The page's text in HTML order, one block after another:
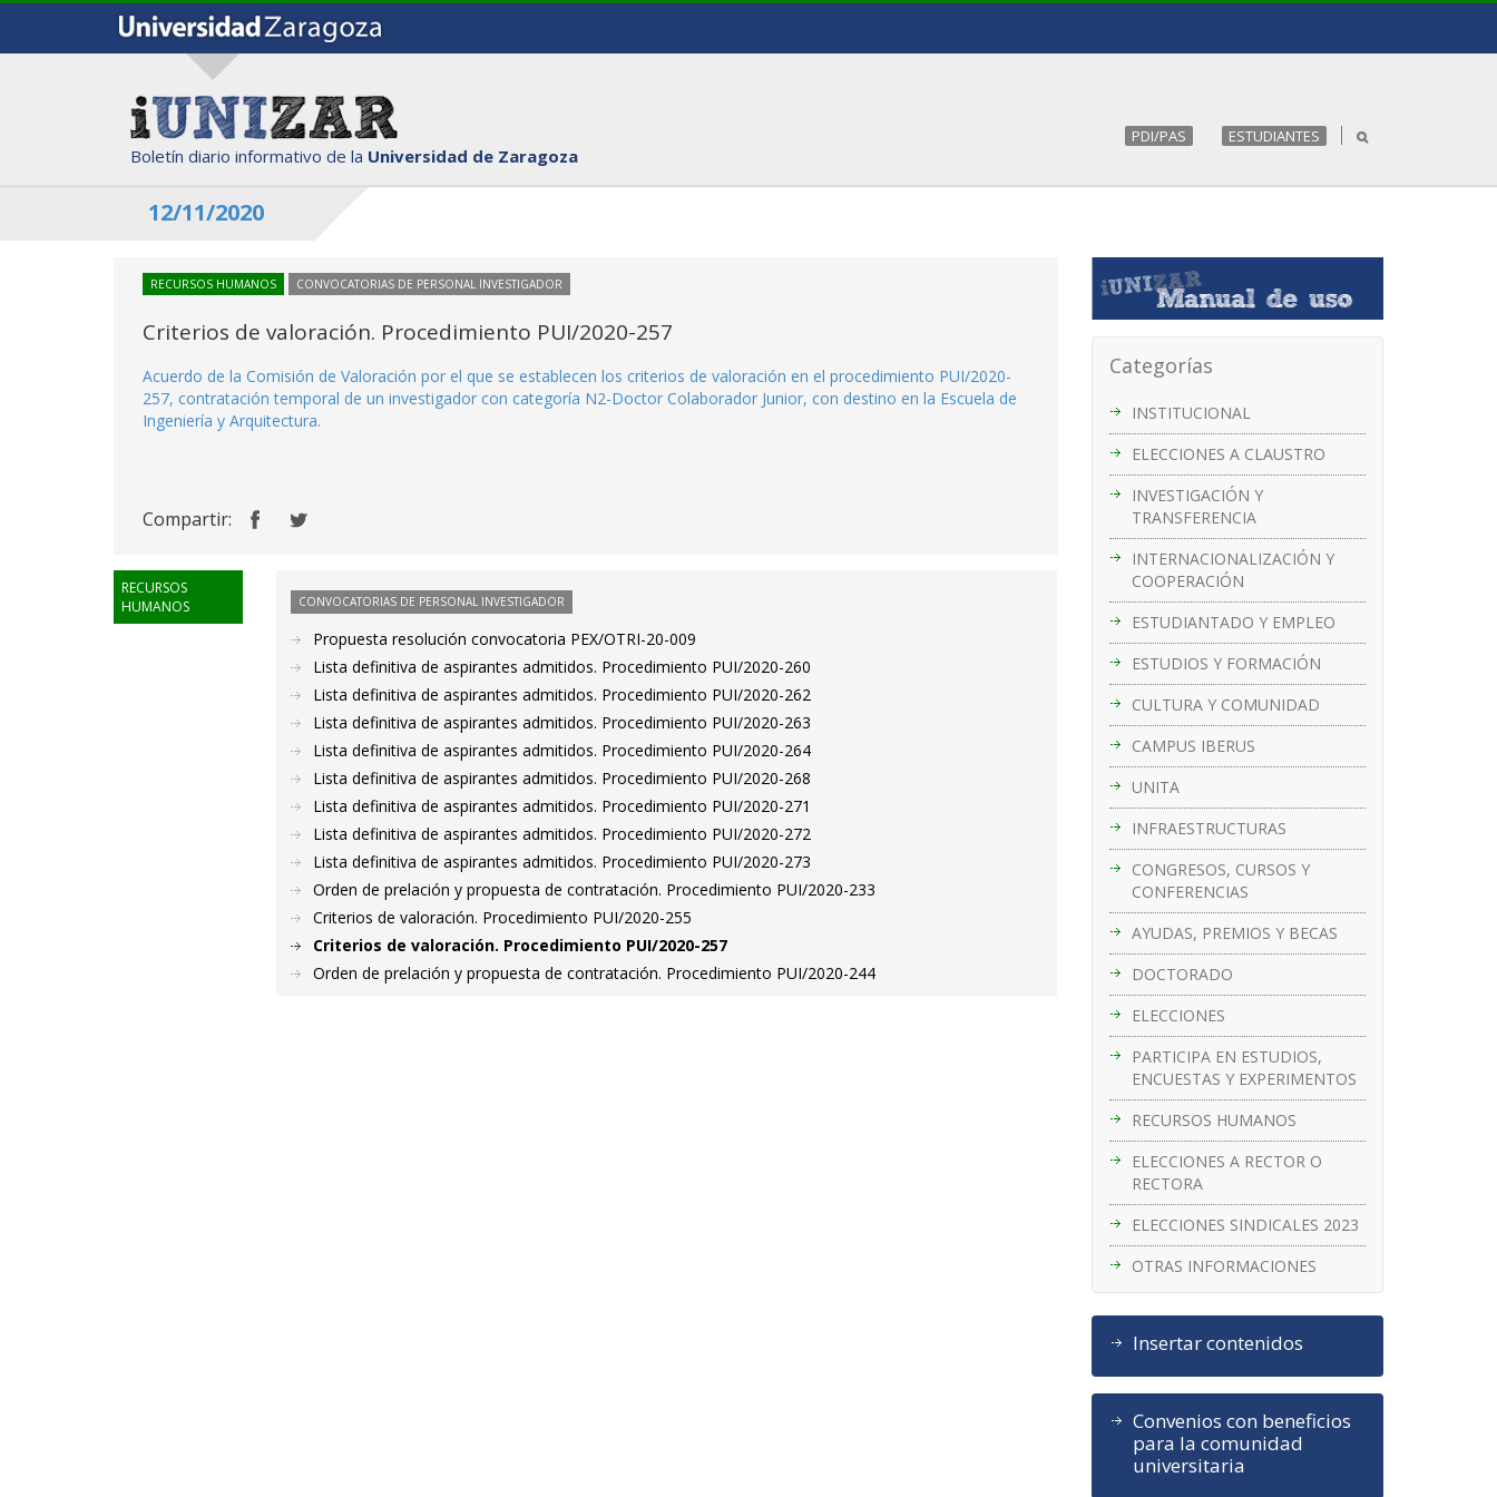
Boletín diario informativo de la Universidad de Zaragoza
PDI/PAS ESTUDIANTES
12/11/2020
Categorías
INSTITUCIONAL
ELECCIONES A CLAUSTRO
INVESTIGACIÓN Y
TRANSFERENCIA
INTERNACIONALIZACIÓN Y
COOPERACIÓN
ESTUDIANTADO Y EMPLEO
ESTUDIOS Y FORMACIÓN
CULTURA Y COMUNIDAD
CAMPUS IBERUS
UNITA
INFRAESTRUCTURAS
CONGRESOS, CURSOS Y
CONFERENCIAS
AYUDAS, PREMIOS Y BECAS
DOCTORADO
ELECCIONES
PARTICIPA EN ESTUDIOS,
ENCUESTAS Y EXPERIMENTOS
RECURSOS HUMANOS
ELECCIONES A RECTOR O
RECTORA
ELECCIONES SINDICALES 2023
OTRAS INFORMACIONES
Insertar contenidos
Convenios con beneficios
para la comunidad
universitaria
RECURSOS HUMANOS CONVOCATORIAS DE PERSONAL INVESTIGADOR
Criterios de valoración. Procedimiento PUI/2020-257
Acuerdo de la Comisión de Valoración por el que se establecen los criterios de valoración en el procedimiento PUI/2020-
257, contratación temporal de un investigador con categoría N2-Doctor Colaborador Junior, con destino en la Escuela de
Ingeniería y Arquitectura.
Compartir:
RECURSOS
HUMANOS
CONVOCATORIAS DE PERSONAL INVESTIGADOR
Propuesta resolución convocatoria PEX/OTRI-20-009
Lista definitiva de aspirantes admitidos. Procedimiento PUI/2020-260
Lista definitiva de aspirantes admitidos. Procedimiento PUI/2020-262
Lista definitiva de aspirantes admitidos. Procedimiento PUI/2020-263
Lista definitiva de aspirantes admitidos. Procedimiento PUI/2020-264
Lista definitiva de aspirantes admitidos. Procedimiento PUI/2020-268
Lista definitiva de aspirantes admitidos. Procedimiento PUI/2020-271
Lista definitiva de aspirantes admitidos. Procedimiento PUI/2020-272
Lista definitiva de aspirantes admitidos. Procedimiento PUI/2020-273
Orden de prelación y propuesta de contratación. Procedimiento PUI/2020-233
Criterios de valoración. Procedimiento PUI/2020-255
Criterios de valoración. Procedimiento PUI/2020-257
Orden de prelación y propuesta de contratación. Procedimiento PUI/2020-244